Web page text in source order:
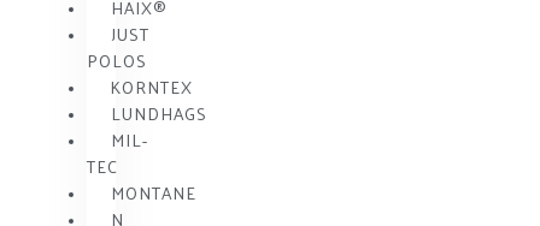
HAIX®
JUST
POLOS
KORNTEX
LUNDHAGS
MIL-
TEC
MONTANE
N